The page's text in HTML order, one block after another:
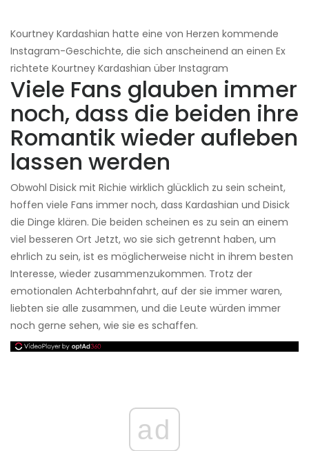
Kourtney Kardashian hatte eine von Herzen kommende
Instagram-Geschichte, die sich anscheinend an einen Ex
richtete Kourtney Kardashian über Instagram
Viele Fans glauben immer
noch, dass die beiden ihre
Romantik wieder aufleben
lassen werden
Obwohl Disick mit Richie wirklich glücklich zu sein scheint,
hoffen viele Fans immer noch, dass Kardashian und Disick
die Dinge klären. Die beiden scheinen es zu sein an einem
viel besseren Ort Jetzt, wo sie sich getrennt haben, um
ehrlich zu sein, ist es möglicherweise nicht in ihrem besten
Interesse, wieder zusammenzukommen. Trotz der
emotionalen Achterbahnfahrt, auf der sie immer waren,
liebten sie alle zusammen, und die Leute würden immer
noch gerne sehen, wie sie es schaffen.
ad